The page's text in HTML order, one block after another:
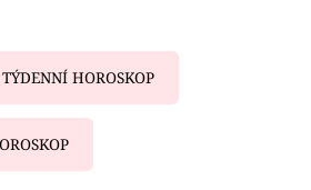
TÝDENNÍ HOROSKOP